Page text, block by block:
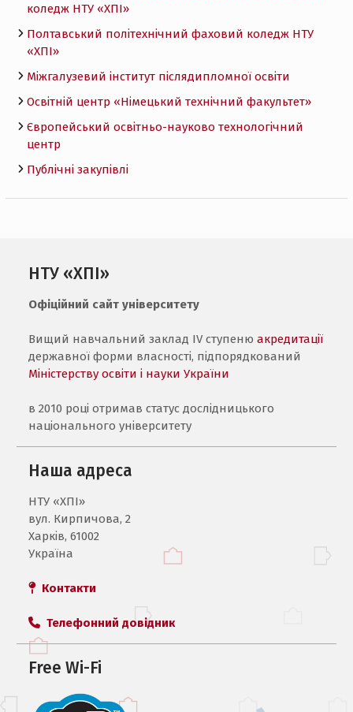
коледж НТУ «ХПI»
Полтавський політехнічний фаховий коледж НТУ
«ХПI»
Міжгалузевий інститут післядипломної освіти
Освітній центр «Німецький технічний факультет»
Європейський освітньо-науково технологічний
центр
Публічні закупівлі
НТУ «ХПІ»
Офіційний сайт університету
Вищий навчальний заклад IV ступенюакредитації
державної форми власності, підпорядкований
Міністерству освіти і науки України
в 2010 році отримав статус дослідницького
національного університету
Наша адреса
НТУ «ХПI»
вул. Кирпичова, 2
Харків, 61002
Україна
Контакти
Телефонний довідник
Free Wi-Fi